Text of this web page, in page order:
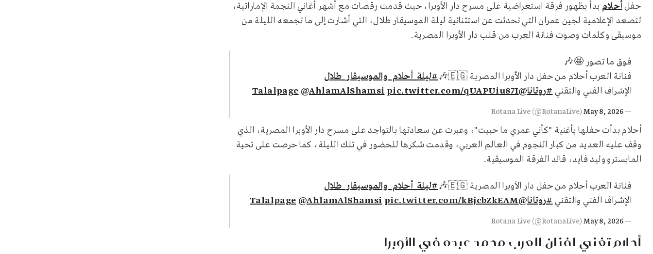
حفلأحلام بدأ بظهور فرقة استعراضية على مسرح دار الأوبرا، حيث قدمت رقصات مع أشهر أغاني النجمة الإماراتية،
لتصعد الإعلامية لجين عمران التي تحدثت عن استثنائية ليلة الموسيقار طلال، التي أشارت إلى ما تجمعه الليلة من
موسيقى وكلمات وصوت فنانة العرب من قلب دار الأوبرا المصرية.
فوق ما تصور 🤩🎶
فنانة العرب أحلام من حفل دار الأوبرا المصرية 🇪🇬🎶
#ليلة_أحلام_والموسيقار_طلال
الإشراف الفني والتقني#روتانا@Talalpage
@AhlamAlShamsi pic.twitter.com/qUAPUiu87I
— Rotana Live (@RotanaLive)
May 8, 2026
أحلام بدأت حفلها بأغنية "كأني عمري ما حبيت"، وعبرت عن سعادتها بالتواجد على مسرح دار الأوبرا المصرية، الذي
وقف عليه العديد من كبار النجوم في العالم العربي، وقدمت شكرها للحضور في تلك الليلة، كما حرصت على تحية
المايسترو وليد فايد، قائد الفرقة الموسيقية.
فنانة العرب أحلام من حفل دار الأوبرا المصرية 🇪🇬🎶
#ليلة_أحلام_والموسيقار_طلال
الإشراف الفني والتقني#روتانا@Talalpage
@AhlamAlShamsi pic.twitter.com/kBjcbZkEAM
— Rotana Live (@RotanaLive)
May 8, 2026
أحلام تغني لفنان العرب محمد عبده في الأوبرا